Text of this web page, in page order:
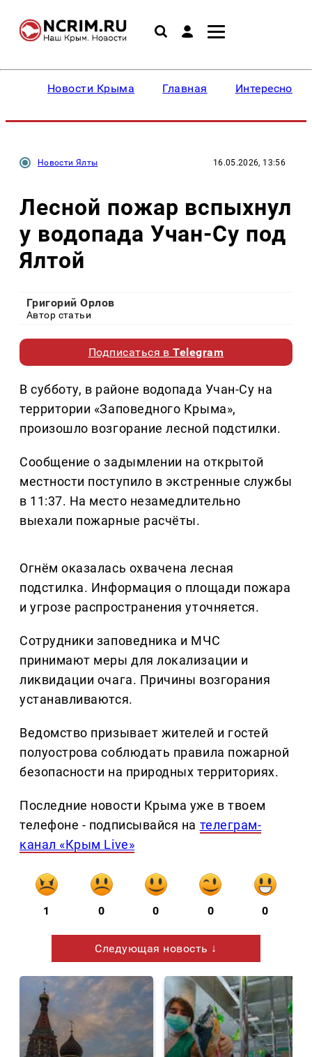
Новости Крыма Главная Интересное
Новости Ялты 16.05.2026, 13:56
Лесной пожар вспыхнул
у водопада Учан-Су под
Ялтой
Григорий Орлов
Автор статьи
Подписаться вTelegram
В субботу, в районе водопада Учан-Су на
территории «Заповедного Крыма»,
произошло возгорание лесной подстилки.
Сообщение о задымлении на открытой
местности поступило в экстренные службы
в 11:37. На место незамедлительно
выехали пожарные расчёты.
Огнём оказалась охвачена лесная
подстилка. Информация о площади пожара
и угрозе распространения уточняется.
Сотрудники заповедника и МЧС
принимают меры для локализации и
ликвидации очага. Причины возгорания
устанавливаются.
Ведомство призывает жителей и гостей
полуострова соблюдать правила пожарной
безопасности на природных территориях.
Последние новости Крыма уже в твоем
телефоне - подписывайся на телеграм-
канал «Крым Live»
1 0 0 0 0
Следующая новость ↓